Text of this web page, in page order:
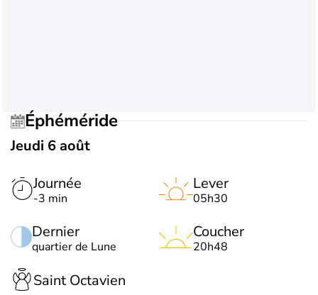
Éphéméride
Jeudi 6 août
Journée
-3 min
Dernier
quartier de Lune
Lever
05h30
Coucher
20h48
Saint Octavien